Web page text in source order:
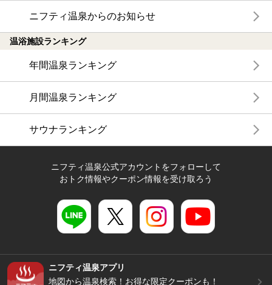
ニフティ温泉からのお知らせ
温浴施設ランキング
年間温泉ランキング
月間温泉ランキング
サウナランキング
ニフティ温泉公式アカウントをフォローして
おトク情報やクーポン情報を受け取ろう
ニフティ温泉アプリ
地図から温泉検索！お得な限定クーポンも！